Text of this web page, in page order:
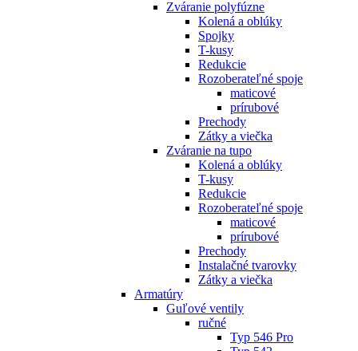
Zváranie polyfúzne
Kolená a oblúky
Spojky
T-kusy
Redukcie
Rozoberateľné spoje
maticové
prírubové
Prechody
Zátky a viečka
Zváranie na tupo
Kolená a oblúky
T-kusy
Redukcie
Rozoberateľné spoje
maticové
prírubové
Prechody
Instalačné tvarovky
Zátky a viečka
Armatúry
Guľové ventily
ručné
Typ 546 Pro